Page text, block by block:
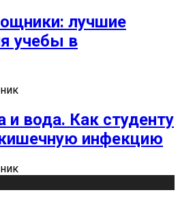
лучшие
учебы в
и вода. Как студенту
инфекцию